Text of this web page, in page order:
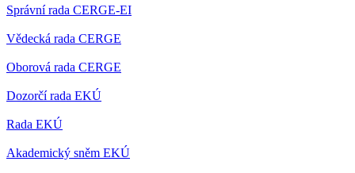
Správní rada CERGE-EI
Vědecká rada CERGE
Oborová rada CERGE
Dozorčí rada EKÚ
Rada EKÚ
Akademický sněm EKÚ